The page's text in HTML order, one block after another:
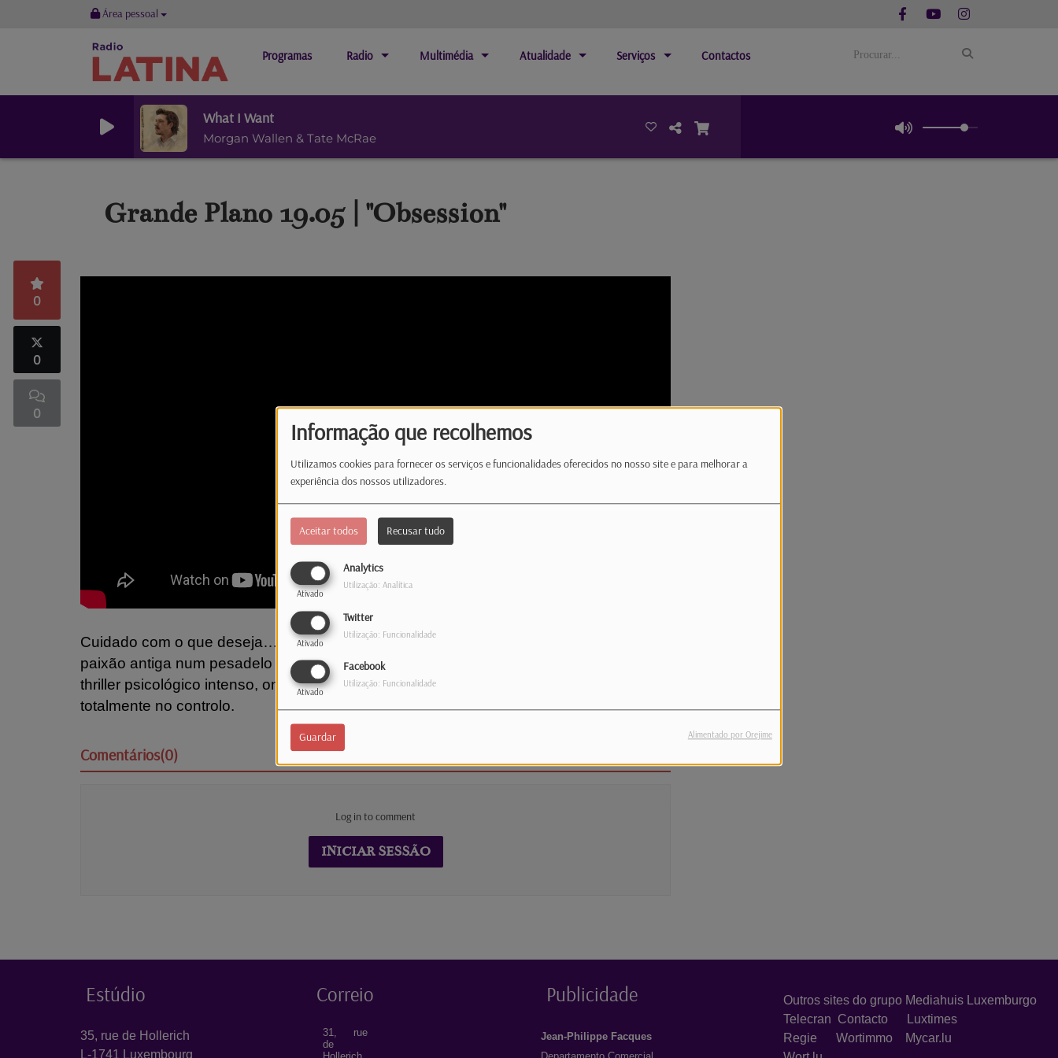
Informação que recolhemos
Utilizamos cookies para fornecer os serviços e funcionalidades oferecidos no nosso site e para melhorar a
experiência dos nossos utilizadores.
Aceitar todos Recusar tudo
Analytics
Ativado
Utilização: Analítica
Twitter
Ativado
Utilização: Funcionalidade
Facebook
Ativado
Utilização: Funcionalidade
Guardar Alimentado por Orejime
Área pessoal
Programas Radio Multimédia Atualidade Serviços Contactos
What I Want
Morgan Wallen & Tate McRae
Grande Plano 19.05 | "Obsession"
0
0
0
Cuidado com o que deseja… Em “Obsession”, um artefacto místico transforma uma
paixão antiga num pesadelo marcado por possessão, manipulação e segredos. Um
thriller psicológico intenso, onde a dúvida é constante e ninguém parece estar
totalmente no controlo.
Comentários(0)
Log in to comment
INICIAR SESSÃO
Estúdio
35, rue de Hollerich
L-1741 Luxembourg
Correio
31, rue
de
Publicidade
Jean-Philippe Facques
Outros sites do grupo Mediahuis Luxemburgo
Telecran Contacto
Luxtimes
Regie Wortimmo
Mycar.lu